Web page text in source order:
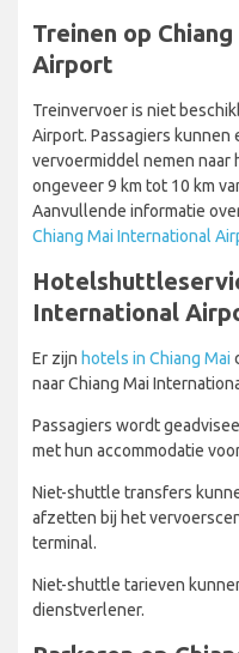
Treinen op
Airport
Treinvervoer is niet
Airport. Passagiers kunnen
vervoermiddel nemen
ongeveer 9 km tot 10 km
Aanvullende informatie
Chiang Mai International
International
Er zijn hotels in Chiang Mai
naar Chiang Mai
Passagiers wordt
met hun accommodatie
Niet-shuttle transfers
afzetten bij het
terminal.
Niet-shuttle tarieven
dienstverlener.